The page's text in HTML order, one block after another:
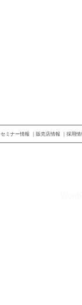
セミナー情報 販売店情報 採用情